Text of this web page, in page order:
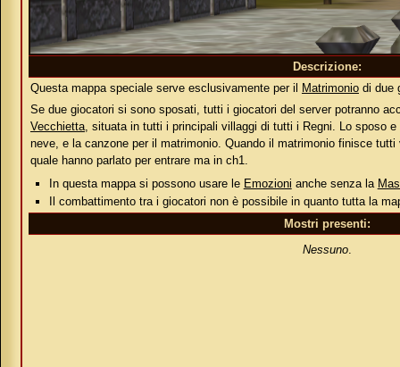
Descrizione:
Questa mappa speciale serve esclusivamente per il
Matrimoniodi due
Se due giocatori si sono sposati, tutti i giocatori del server potranno
Vecchietta, situata in tutti i principali villaggi di tutti i Regni. Lo sposo
neve, e la canzone per il matrimonio. Quando il matrimonio finisce
quale hanno parlato per entrare ma in ch1.
In questa mappa si possono usare le Emozioni anche senza la
Il combattimento tra i giocatori non è possibile in quanto tutta la
Mostri presenti:
Nessuno.